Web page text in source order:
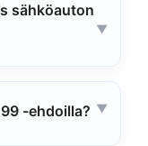
sähköauton
-ehdoilla?